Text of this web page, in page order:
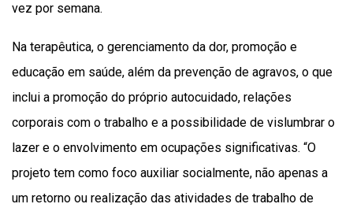
vez por semana.
Na terapêutica, o gerenciamento da dor, promoção e
educação em saúde, além da prevenção de agravos, o que
inclui a promoção do próprio autocuidado, relações
corporais com o trabalho e a possibilidade de vislumbrar o
lazer e o envolvimento em ocupações significativas. “O
projeto tem como foco auxiliar socialmente, não apenas a
um retorno ou realização das atividades de trabalho de